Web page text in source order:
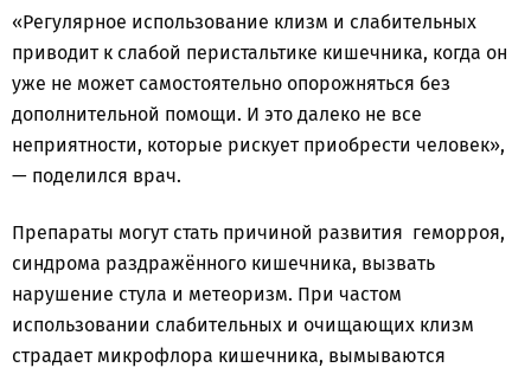
«Регулярное использование клизм и слабительных
приводит к слабой перистальтике кишечника, когда он
уже не может самостоятельно опорожняться без
дополнительной помощи. И это далеко не все
неприятности, которые рискует приобрести человек»,
— поделился врач.
Препараты могут стать причиной развития геморроя,
синдрома раздражённого кишечника, вызвать
нарушение стула и метеоризм. При частом
использовании слабительных и очищающих клизм
страдает микрофлора кишечника, вымываются